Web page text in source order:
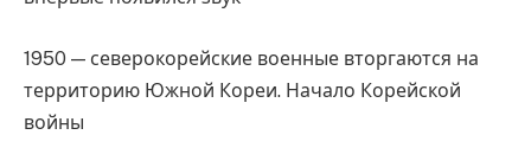
1950 — северокорейские военные вторгаются на
территорию Южной Кореи. Начало Корейской
войны